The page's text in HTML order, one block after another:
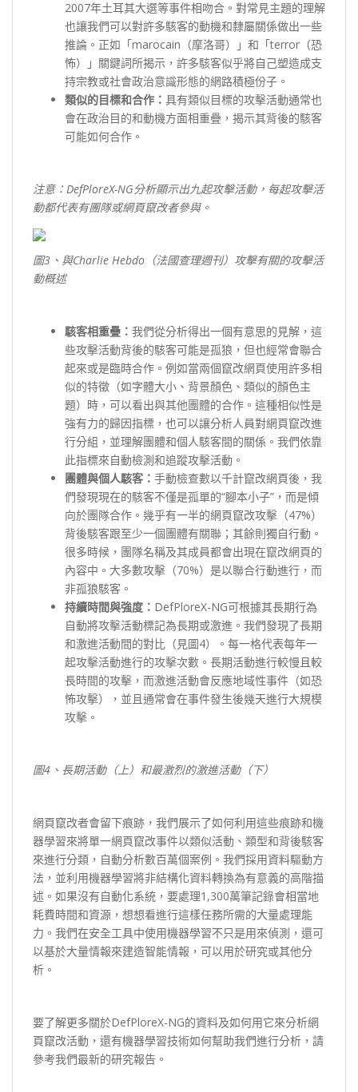
2007年土耳其大選等事件相吻合。對常見主題的理解
也讓我們可以對許多駭客的動機和隸屬關係做出一些
推論。正如「marocain（摩洛哥）」和「terror（恐
怖）」關鍵詞所揭示，許多駭客似乎將自己塑造成支
持宗教或社會政治意識形態的網路積極份子。
類似的目標和合作： 具有類似目標的攻擊活動通常也
會在政治目的和動機方面相重疊，揭示其背後的駭客
可能如何合作。
注意：DefPloreX-NG分析顯示出九起攻擊活動，每起攻擊活
動都代表有團隊或網頁竄改者參與。
圖3 、與Charlie Hebdo （法國查理週刊）攻擊有關的攻擊活
動概述
駭客相重疊： 我們從分析得出一個有意思的見解，這
些攻擊活動背後的駭客可能是孤狼，但也經常會聯合
起來或是臨時合作。例如當兩個竄改網頁使用許多相
似的特徵（如字體大小、背景顏色、類似的顏色主
題）時，可以看出與其他團體的合作。這種相似性是
強有力的歸因指標，也可以讓分析人員對網頁竄改進
行分組，並理解團體和個人駭客間的關係。我們依靠
此指標來自動檢測和追蹤攻擊活動。
團體與個人駭客： 手動檢查數以千計竄改網頁後，我
們發現現在的駭客不僅是孤單的“腳本小子”，而是傾
向於團隊合作。幾乎有一半的網頁竄改攻擊（47%）
背後駭客跟至少一個團體有關聯；其餘則獨自行動。
很多時候，團隊名稱及其成員都會出現在竄改網頁的
內容中。大多數攻擊（70%）是以聯合行動進行，而
非孤狼駭客。
持續時間與強度： DefPloreX-NG可根據其長期行為
自動將攻擊活動標記為長期或激進。我們發現了長期
和激進活動間的對比（見圖4）。每一格代表每年一
起攻擊活動進行的攻擊次數。長期活動進行較慢且較
長時間的攻擊，而激進活動會反應地域性事件（如恐
怖攻擊），並且通常會在事件發生後幾天進行大規模
攻擊。
圖4 、長期活動（上）和最激烈的激進活動（下）
網頁竄改者會留下痕跡，我們展示了如何利用這些痕跡和機
器學習來將單一網頁竄改事件以類似活動、類型和背後駭客
來進行分類，自動分析數百萬個案例。我們採用資料驅動方
法，並利用機器學習將非結構化資料轉換為有意義的高階描
述。如果沒有自動化系統，要處理1,300萬筆記錄會相當地
耗費時間和資源，想想看進行這樣任務所需的大量處理能
力。我們在安全工具中使用機器學習不只是用來偵測，還可
以基於大量情報來建造智能情報，可以用於研究或其他分
析。
要了解更多關於DefPloreX-NG的資料及如何用它來分析網
頁竄改活動，還有機器學習技術如何幫助我們進行分析，請
參考我們最新的研究報告。